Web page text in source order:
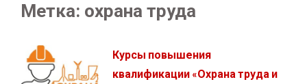
Метка: охрана труда
Курсы повышения
квалификации «Охрана труда и